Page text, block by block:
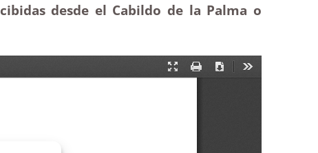
desde el Cabildo de la Palma o